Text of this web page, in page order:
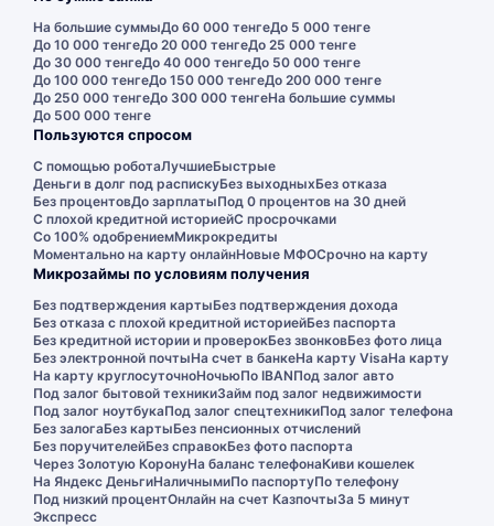
На большие суммыДо 60 000 тенгеДо 5 000 тенге
До 10 000 тенгеДо 20 000 тенгеДо 25 000 тенге
До 30 000 тенгеДо 40 000 тенгеДо 50 000 тенге
До 100 000 тенгеДо 150 000 тенгеДо 200 000 тенге
До 250 000 тенгеДо 300 000 тенгеНа большие суммы
До 500 000 тенге
Пользуются спросом
С помощью роботаЛучшиеБыстрые
Деньги в долг под распискуБез выходныхБез отказа
Без процентовДо зарплатыПод 0 процентов на 30 дней
С плохой кредитной историейС просрочками
Со 100% одобрениемМикрокредиты
Моментально на карту онлайнНовые МФОСрочно на карту
Микрозаймы по условиям получения
Без подтверждения картыБез подтверждения дохода
Без отказа с плохой кредитной историейБез паспорта
Без кредитной истории и проверокБез звонковБез фото лица
Без электронной почтыНа счет в банкеНа карту VisaНа карту
На карту круглосуточноНочьюПо IBANПод залог авто
Под залог бытовой техникиЗайм под залог недвижимости
Под залог ноутбукаПод залог спецтехникиПод залог телефона
Без залогаБез картыБез пенсионных отчислений
Без поручителейБез справокБез фото паспорта
Через Золотую КоронуНа баланс телефонаКиви кошелек
На Яндекс ДеньгиНаличнымиПо паспортуПо телефону
Под низкий процентОнлайн на счет КазпочтыЗа 5 минут
Экспресс